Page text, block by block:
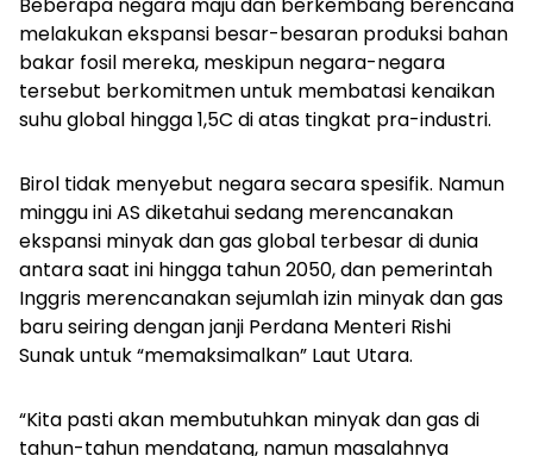
Beberapa negara maju dan berkembang berencana
melakukan ekspansi besar-besaran produksi bahan
bakar fosil mereka, meskipun negara-negara
tersebut berkomitmen untuk membatasi kenaikan
suhu global hingga 1,5C di atas tingkat pra-industri.
Birol tidak menyebut negara secara spesifik. Namun
minggu ini AS diketahui sedang merencanakan
ekspansi minyak dan gas global terbesar di dunia
antara saat ini hingga tahun 2050, dan pemerintah
Inggris merencanakan sejumlah izin minyak dan gas
baru seiring dengan janji Perdana Menteri Rishi
Sunak untuk “memaksimalkan” Laut Utara.
“Kita pasti akan membutuhkan minyak dan gas di
tahun-tahun mendatang, namun masalahnya